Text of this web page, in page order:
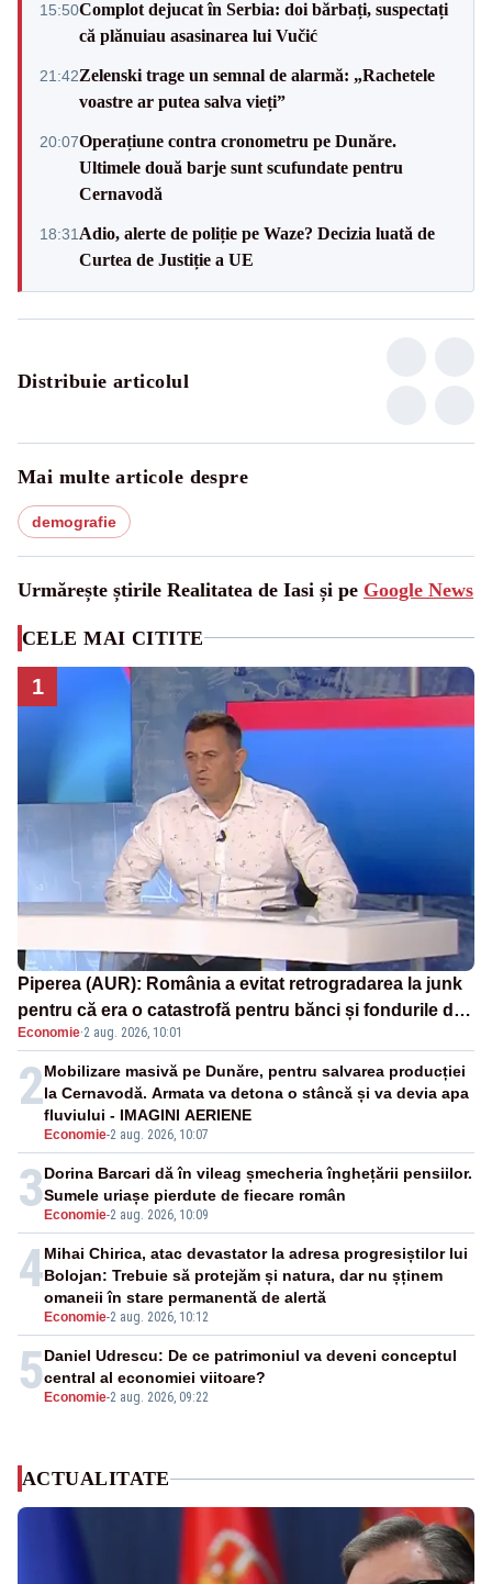
15:50Complot dejucat în Serbia: doi bărbați, suspectați
că plănuiau asasinarea lui Vučić
21:42Zelenski trage un semnal de alarmă: „Rachetele
voastre ar putea salva vieți”
20:07Operațiune contra cronometru pe Dunăre.
Ultimele două barje sunt scufundate pentru
Cernavodă
18:31 Adio, alerte de poliție pe Waze? Decizia luată de
Curtea de Justiție a UE
Distribuie articolul
Mai multe articole despre
demografie
Urmărește știrile Realitatea de Iasi și pe Google News
CELE MAI CITITE
1
Piperea (AUR): România a evitat retrogradarea la junk
pentru că era o catastrofă pentru bănci și fondurile de
pensii
Economie·2 aug. 2026, 10:01
2
Economie-2 aug. 2026, 10:07
Mobilizare masivă pe Dunăre, pentru salvarea producției
la Cernavodă. Armata va detona o stâncă și va devia apa
fluviului - IMAGINI AERIENE
3 Economie-2 aug. 2026, 10:09
Dorina Barcari dă în vileag șmecheria înghețării pensiilor.
Sumele uriașe pierdute de fiecare român
4
Economie-2 aug. 2026, 10:12
Mihai Chirica, atac devastator la adresa progresiștilor lui
Bolojan: Trebuie să protejăm și natura, dar nu șținem
omaneii în stare permanentă de alertă
5 Economie-2 aug. 2026, 09:22
Daniel Udrescu: De ce patrimoniul va deveni conceptul
central al economiei viitoare?
ACTUALITATE